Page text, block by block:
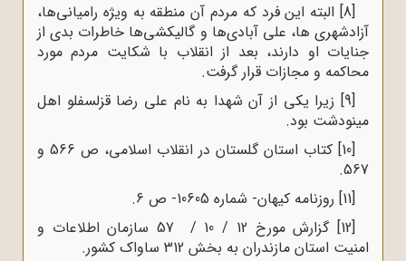
[8] البته این فرد که مردم آن منطقه به ویژه رامیانی‌ها،
آزادشهری ها، علی آبادی‌ها و گالیکشی‌ها خاطرات بدی از
جنایات او دارند، بعد از انقلاب با شکایت مردم مورد
محاکمه و مجازات قرار گرفت.
[9] زیرا یکی از آن شهدا به نام علی رضا قزلسفلو اهل
مینودشت بود.
[10]
کتاب استان گلستان در انقلاب اسلامی، ص 566 و
567.
[11] روزنامه کیهان- شماره 10605- ص 6.
[12]
گزارش مورخ 12 / 10 / 57 سازمان اطلاعات و
امنیت استان مازندران به بخش 312 ساواک کشور.